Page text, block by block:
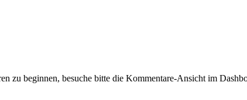
zu beginnen, besuche bitte die Kommentare-Ansicht im